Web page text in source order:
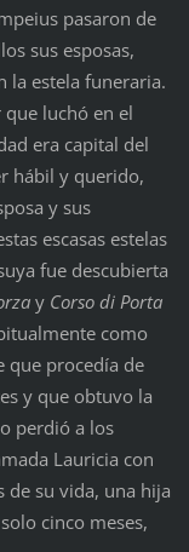
pasaron de
sus esposas,
la estela funeraria.
luchó en el
era capital del
hábil y querido,
y sus
escasas estelas
fue descubierta
y Corso di Porta
como
que procedía de
y que obtuvo la
perdió a los
Lauricia con
de su vida, una hija
cinco meses,